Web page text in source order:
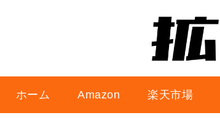
ホーム Amazon 楽天市場